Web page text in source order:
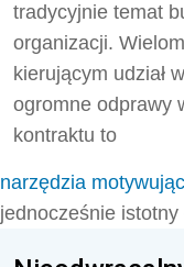
tradycyjnie temat
organizacji.
kierującym udział
ogromne odprawy
kontraktu to
narzędzia
jednocześnie